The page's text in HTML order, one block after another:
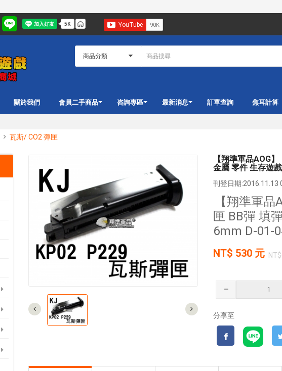
關於我們 會員二手商品 咨詢專區 最新消息 訂單查詢 焦耳計算
瓦斯/ CO2 彈匣
【翔準軍品AOG
金屬 零件 生存遊
刊登日期:2016.11.13
【翔準軍
匣 BB彈 填
6mm D-01-
NT$ 530 元
分享至